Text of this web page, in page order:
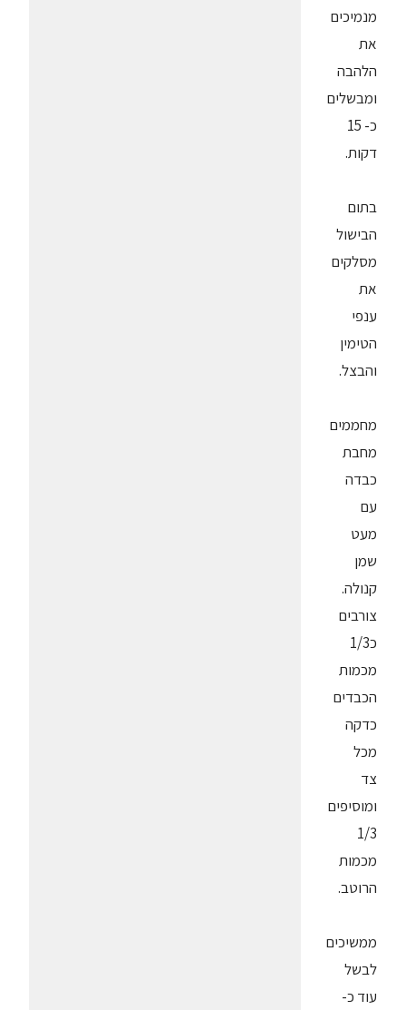
מנמיכים
את
הלהבה
ומבשלים
כ- 15
דקות.
בתום
הבישול
מסלקים
את
ענפי
הטימין
והבצל.
מחממים
מחבת
כבדה
עם
מעט
שמן
קנולה.
צורבים
כ1/3
מכמות
הכבדים
כדקה
מכל
צד
ומוסיפים
1/3
מכמות
הרוטב.
ממשיכים
לבשל
עוד כ-